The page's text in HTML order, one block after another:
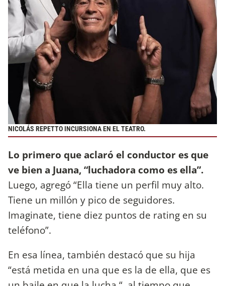
NICOLÁS REPETTO INCURSIONA EN EL TEATRO.
Lo primero que aclaró el conductor es que
ve bien a Juana, “luchadora como es ella”.
Luego, agregó “Ella tiene un perfil muy alto.
Tiene un millón y pico de seguidores.
Imaginate, tiene diez puntos de rating en su
teléfono”.
En esa línea, también destacó que su hija
“está metida en una que es la de ella, que es